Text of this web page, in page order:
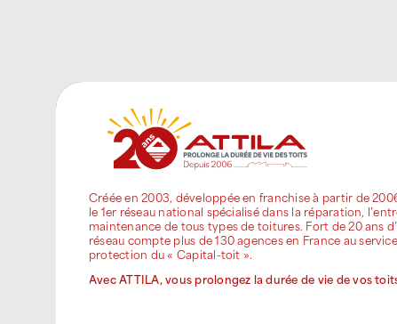
Créée en 2003, développée en franchise à partir de
le 1er réseau national spécialisé dans la réparation,
maintenance de tous types de toitures. Fort de 20 ans
réseau compte plus de 130 agences en France au
protection du « Capital-toit ».
Avec ATTILA, vous prolongez la durée de vie de vos